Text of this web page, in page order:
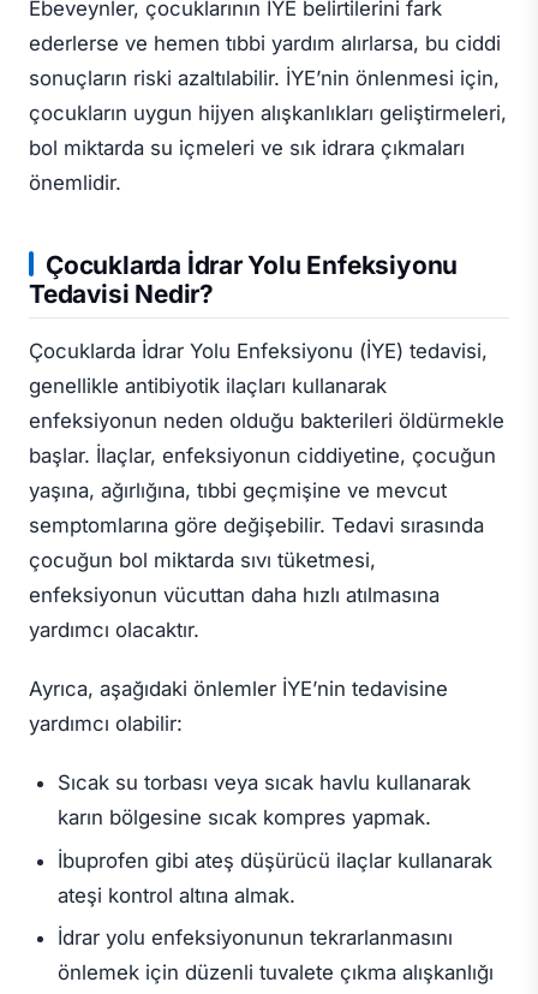
Ebeveynler, çocuklarının İYE belirtilerini fark
ederlerse ve hemen tıbbi yardım alırlarsa, bu ciddi
sonuçların riski azaltılabilir. İYE’nin önlenmesi için,
çocukların uygun hijyen alışkanlıkları geliştirmeleri,
bol miktarda su içmeleri ve sık idrara çıkmaları
önemlidir.
Çocuklarda İdrar Yolu Enfeksiyonu
Tedavisi Nedir?
Çocuklarda İdrar Yolu Enfeksiyonu (İYE) tedavisi,
genellikle antibiyotik ilaçları kullanarak
enfeksiyonun neden olduğu bakterileri öldürmekle
başlar. İlaçlar, enfeksiyonun ciddiyetine, çocuğun
yaşına, ağırlığına, tıbbi geçmişine ve mevcut
semptomlarına göre değişebilir. Tedavi sırasında
çocuğun bol miktarda sıvı tüketmesi,
enfeksiyonun vücuttan daha hızlı atılmasına
yardımcı olacaktır.
Ayrıca, aşağıdaki önlemler İYE’nin tedavisine
yardımcı olabilir:
Sıcak su torbası veya sıcak havlu kullanarak
karın bölgesine sıcak kompres yapmak.
İbuprofen gibi ateş düşürücü ilaçlar kullanarak
ateşi kontrol altına almak.
İdrar yolu enfeksiyonunun tekrarlanmasını
önlemek için düzenli tuvalete çıkma alışkanlığı